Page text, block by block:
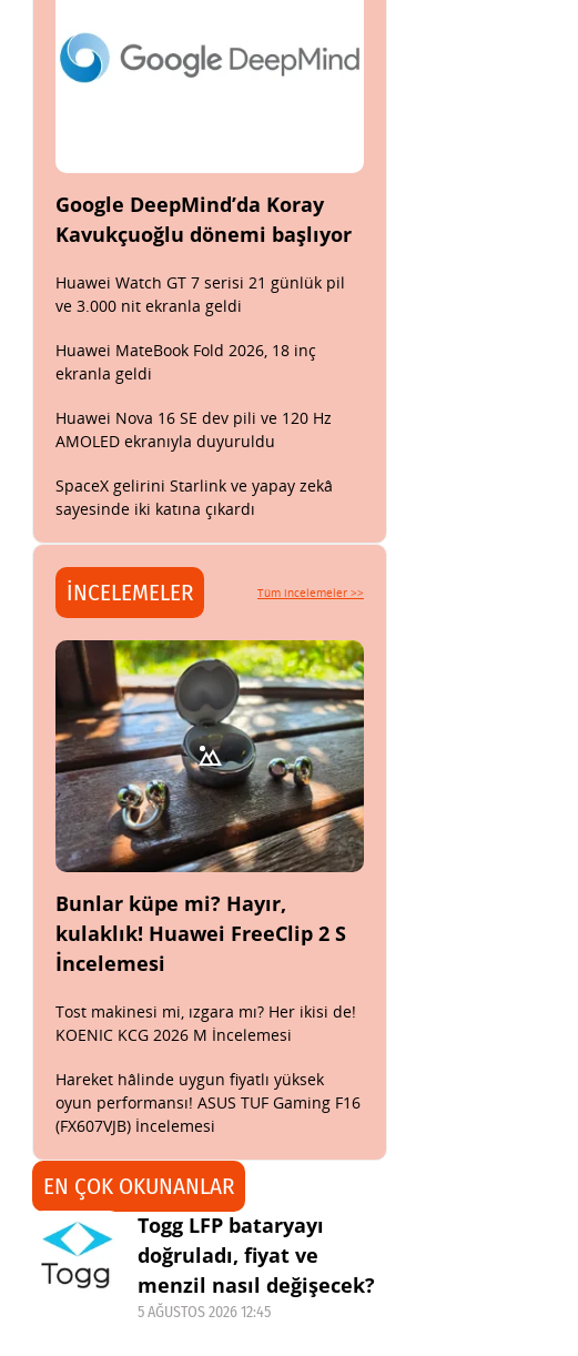
Google DeepMind’da Koray
Kavukçuoğlu dönemi başlıyor
Huawei Watch GT 7 serisi 21 günlük pil
ve 3.000 nit ekranla geldi
Huawei MateBook Fold 2026, 18 inç
ekranla geldi
Huawei Nova 16 SE dev pili ve 120 Hz
AMOLED ekranıyla duyuruldu
SpaceX gelirini Starlink ve yapay zekâ
sayesinde iki katına çıkardı
İNCELEMELER Tüm incelemeler >>
Bunlar küpe mi? Hayır,
kulaklık! Huawei FreeClip 2 S
İncelemesi
Tost makinesi mi, ızgara mı? Her ikisi de!
KOENIC KCG 2026 M İncelemesi
Hareket hâlinde uygun fiyatlı yüksek
oyun performansı! ASUS TUF Gaming F16
(FX607VJB) İncelemesi
EN ÇOK OKUNANLAR
Togg LFP bataryayı
doğruladı, fiyat ve
menzil nasıl değişecek?
5 AĞUSTOS 2026 12:45